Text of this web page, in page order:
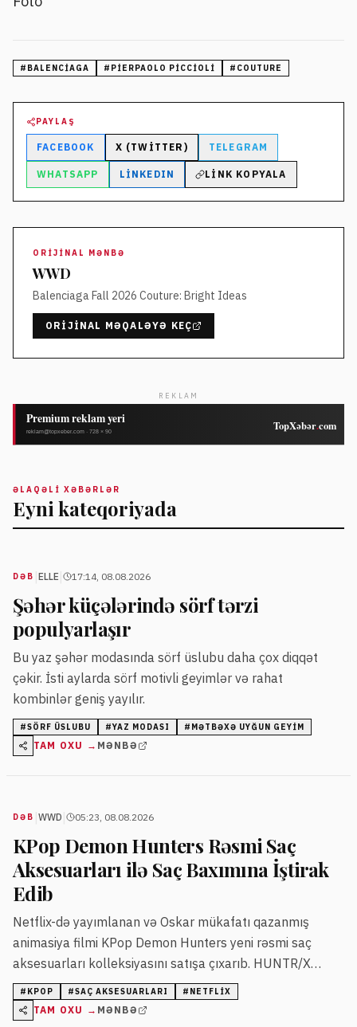
# BALENCIAGA # PIERPAOLO PICCIOLI # COUTURE
PAYLAŞ
FACEBOOK X (TWITTER) TELEGRAM
WHATSAPP LINKEDIN LINK KOPYALA
ORIJINAL MƏNBƏ
WWD
Balenciaga Fall 2026 Couture: Bright Ideas
ORIJINAL MƏQALƏYƏ KEÇ
REKLAM
ƏLAQƏLI XƏBƏRLƏR
Eyni kateqoriyada
DƏB ELLE 17:14, 08.08.2026
Şəhər küçələrində sörf tərzi
populyarlaşır
Bu yaz şəhər modasında sörf üslubu daha çox diqqət
çəkir. İsti aylarda sörf motivli geyimlər və rahat
kombinlər geniş yayılır.
#SÖRF ÜSLUBU #YAZ MODASI # MƏTBƏXƏ UYĞUN GEYIM
TAM OXU → MƏNBƏ
DƏB WWD 05:23, 08.08.2026
KPop Demon Hunters Rəsmi Saç
Aksesuarları ilə Saç Baxımına İştirak
Edib
Netflix-də yayımlanan və Oskar mükafatı qazanmış
animasiya filmi KPop Demon Hunters yeni rəsmi saç
aksesuarları kolleksiyasını satışa çıxarıb. HUNTR/X
qrupundan ilhamlanan məhsullar Amazon və digər satış
məntəqələrində təqdim olunur.
# KPOP #SAÇ AKSESUARLARI # NETFLIX
TAM OXU → MƏNBƏ